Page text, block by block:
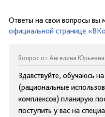
Ответы на свои вопросы вы
официальной странице
Вопрос от Ангелина
Здавствуйте, обучаюсь
(рациональные
комплексов) планирую
поступить у вас на